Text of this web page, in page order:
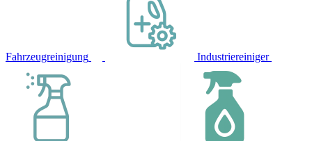
Fahrzeugreinigung Industriereiniger